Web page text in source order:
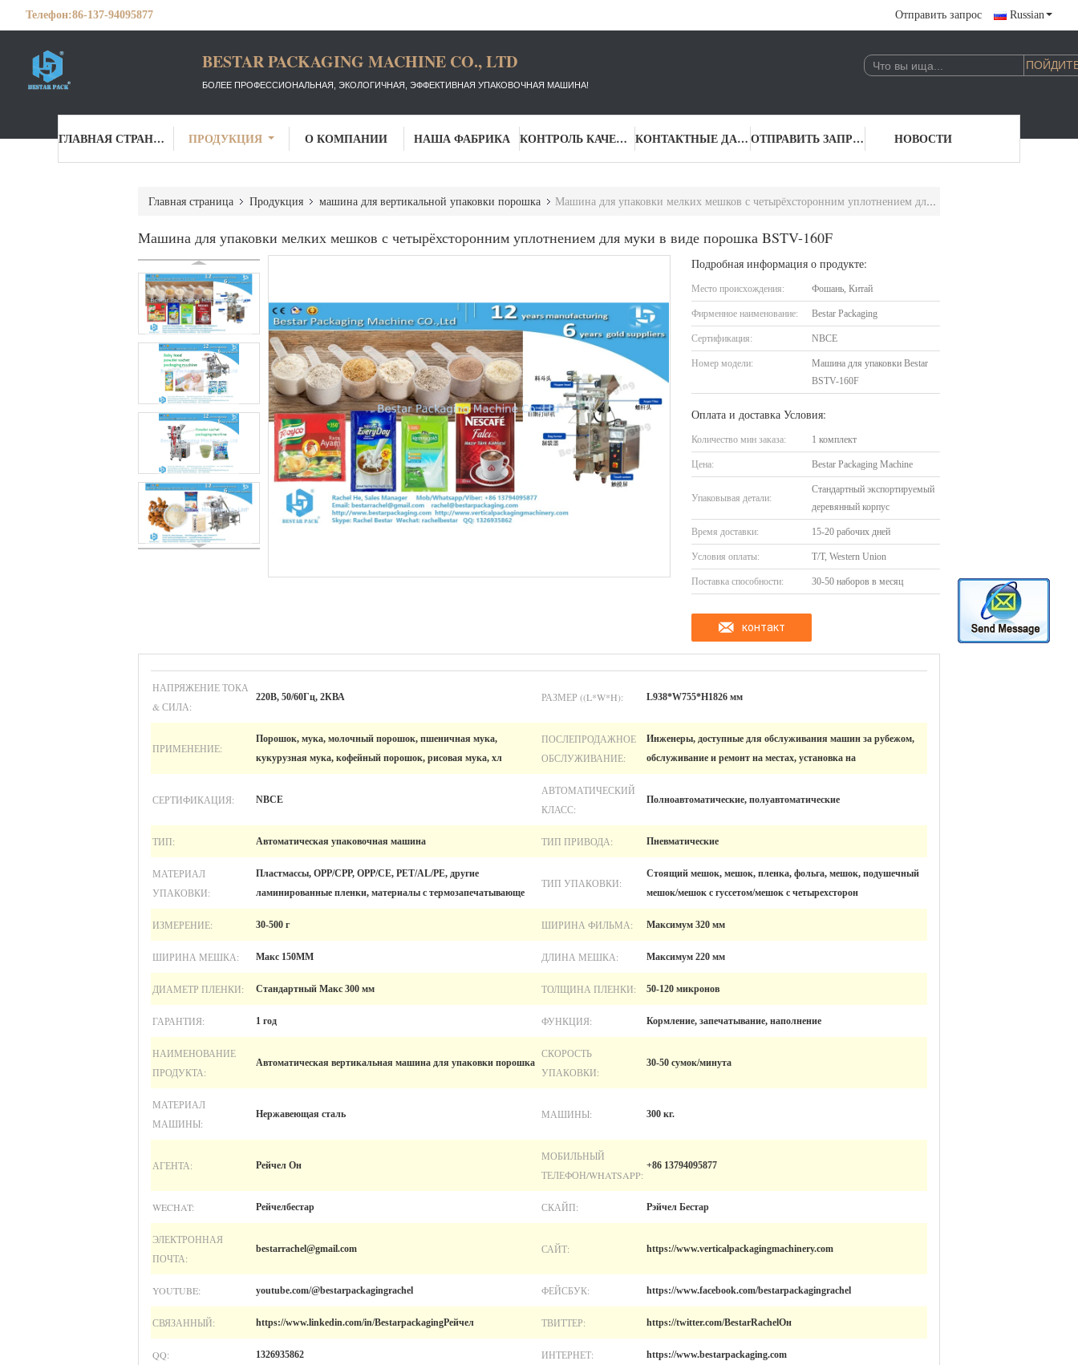
Телефон:86-137-94095877 Отправить запрос Russian
BESTAR PACKAGING MACHINE CO., LTD
БОЛЕЕ ПРОФЕССИОНАЛЬНАЯ, ЭКОЛОГИЧНАЯ, ЭФФЕКТИВНАЯ УПАКОВОЧНАЯ МАШИНА!
ГЛАВНАЯ СТРАНИЦА ПРОДУКЦИЯ О КОМПАНИИ НАША ФАБРИКА КОНТРОЛЬ КАЧЕСТВА КОНТАКТНЫЕ ДАННЫЕ ОТПРАВИТЬ ЗАПРОС НОВОСТИ
Главная страница Продукция машина для вертикальной упаковки порошка Машина для упаковки мелких мешков с четырёхсторонним уплотнением для муки в виде порошка BSTV-160F
Машина для упаковки мелких мешков с четырёхсторонним уплотнением для муки в виде порошка BSTV-160F
Подробная информация о продукте:
Место происхождения: Фошань, Китай
Фирменное наименование: Bestar Packaging
Сертификация: NBCE
Номер модели:
Машина для упаковки Bestar
BSTV-160F
Оплата и доставка Условия:
Количество мин заказа: 1 комплект
Цена: Bestar Packaging Machine
Упаковывая детали:
Стандартный экспортируемый
деревянный корпус
Время доставки: 15-20 рабочих дней
Условия оплаты: T/T, Western Union
Поставка способности: 30-50 наборов в месяц
контакт
НАПРЯЖЕНИЕ ТОКА
& СИЛА:
220В, 50/60Гц, 2КВА РАЗМЕР ((L*W*H): L938*W755*H1826 мм
ПРИМЕНЕНИЕ:
Порошок, мука, молочный порошок, пшеничная мука,
кукурузная мука, кофейный порошок, рисовая мука, хл
ПОСЛЕПРОДАЖНОЕ
ОБСЛУЖИВАНИЕ:
Инженеры, доступные для обслуживания машин за рубежом,
обслуживание и ремонт на местах, установка на
СЕРТИФИКАЦИЯ: NBCE
АВТОМАТИЧЕСКИЙ
КЛАСС:
Полноавтоматические, полуавтоматические
ТИП: Автоматическая упаковочная машина ТИП ПРИВОДА: Пневматические
МАТЕРИАЛ
УПАКОВКИ:
Пластмассы, OPP/CPP, OPP/CE, PET/AL/PE, другие
ламинированные пленки, материалы с термозапечатывающе
ТИП УПАКОВКИ:
Стоящий мешок, мешок, пленка, фольга, мешок, подушечный
мешок/мешок с гуссетом/мешок с четырехсторон
ИЗМЕРЕНИЕ: 30-500 г ШИРИНА ФИЛЬМА: Максимум 320 мм
ШИРИНА МЕШКА: Макс 150MM ДЛИНА МЕШКА: Максимум 220 мм
ДИАМЕТР ПЛЕНКИ: Стандартный Макс 300 мм ТОЛЩИНА ПЛЕНКИ: 50-120 микронов
ГАРАНТИЯ: 1 год ФУНКЦИЯ: Кормление, запечатывание, наполнение
НАИМЕНОВАНИЕ
ПРОДУКТА:
Автоматическая вертикальная машина для упаковки порошка
СКОРОСТЬ
УПАКОВКИ:
30-50 сумок/минута
МАТЕРИАЛ
МАШИНЫ:
Нержавеющая сталь МАШИНЫ: 300 кг.
АГЕНТА: Рейчел Он
МОБИЛЬНЫЙ
ТЕЛЕФОН/WHATSAPP:
+86 13794095877
WECHAT: Рейчелбестар СКАЙП: Рэйчел Бестар
ЭЛЕКТРОННАЯ
ПОЧТА:
bestarrachel@gmail.com САЙТ: https://www.verticalpackagingmachinery.com
YOUTUBE: youtube.com/@bestarpackagingrachel ФЕЙСБУК: https://www.facebook.com/bestarpackagingrachel
СВЯЗАННЫЙ: https://www.linkedin.com/in/BestarpackagingРейчел ТВИТТЕР: https://twitter.com/BestarRachelОн
QQ: 1326935862 ИНТЕРНЕТ: https://www.bestarpackaging.com